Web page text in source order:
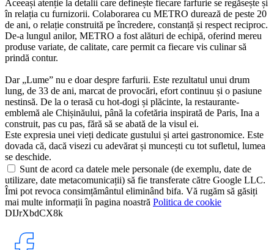
Aceeași atenție la detalii care definește fiecare farfurie se regăsește și
în relația cu furnizorii. Colaborarea cu METRO durează de peste 20
de ani, o relație construită pe încredere, constanță și respect reciproc.
De-a lungul anilor, METRO a fost alături de echipă, oferind mereu
produse variate, de calitate, care permit ca fiecare vis culinar să
prindă contur.
Dar „Lume” nu e doar despre farfurii. Este rezultatul unui drum
lung, de 33 de ani, marcat de provocări, efort continuu și o pasiune
nestinsă. De la o terasă cu hot-dogi și plăcinte, la restaurante-
emblemă ale Chișinăului, până la cofetăria inspirată de Paris, Ina a
construit, pas cu pas, fără să se abată de la visul ei.
Este expresia unei vieți dedicate gustului și artei gastronomice. Este
dovada că, dacă visezi cu adevărat și muncești cu tot sufletul, lumea
se deschide.
Sunt de acord ca datele mele personale (de exemplu, date de
utilizare, date metacomunicații) să fie transferate către Google LLC.
Îmi pot revoca consimțământul eliminând bifa. Vă rugăm să găsiți
mai multe informații în pagina noastră Politica de cookie
DIJrXbdCX8k